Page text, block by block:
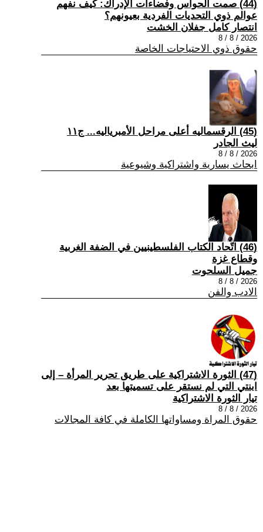
(44) صمت الحواس وفضاءات الإدراك: كيف نفهم
عوالم ذوي التحديات الفردية بعيونهم؟
انتصار كامل جفلان الخشت
2026 / 8 / 8
حقوق ذوي الاحتياجات الخاصة
(45) الرقسماليه أعلى مراحل الأمبرياليه... ج١١
ليث الجادر
2026 / 8 / 8
ابحاث يسارية واشتراكية وشيوعية
(46) اتّحاد الكتاب الفلسطينيين في الضفة الغربية
وقطاع غزة
جميل السلحوت
2026 / 8 / 8
الادب والفن
(47) الثورة الاشتراكية على طريق تحرير المرأة – إلى
ابنتي التي لم نستقر على تسميتها بعد
تيار الثورة الاشتراكية
2026 / 8 / 8
حقوق المراة ومساواتها الكاملة في كافة المجالات